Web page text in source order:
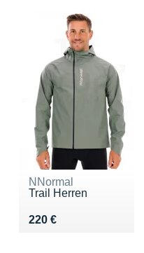
NNormal
Trail Herren
220 €
Vendu 220 €